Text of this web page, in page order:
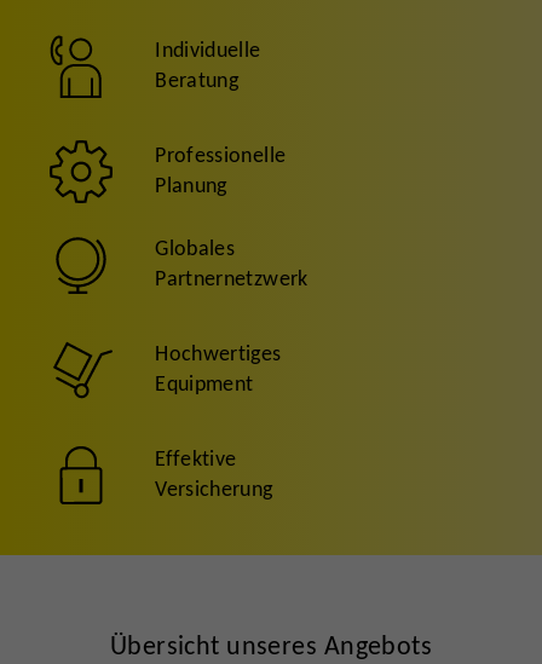
Individuelle
Beratung
Professionelle
Planung
Globales
Partnernetzwerk
Hochwertiges
Equipment
Effektive
Versicherung
Übersicht unseres Angebots